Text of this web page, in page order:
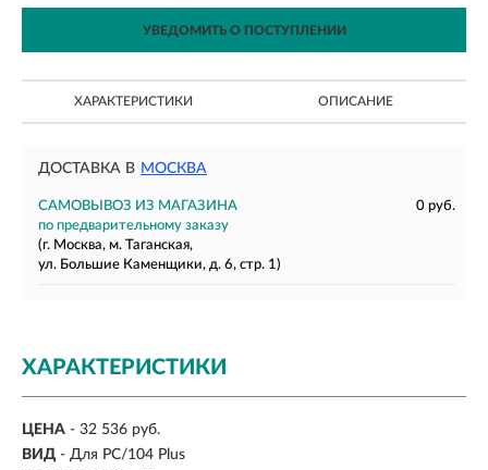
УВЕДОМИТЬ О ПОСТУПЛЕНИИ
ХАРАКТЕРИСТИКИ ОПИСАНИЕ
ДОСТАВКА В МОСКВА
САМОВЫВОЗ ИЗ МАГАЗИНА
0 руб.
по предварительному заказу
(г. Москва, м. Таганская,
ул. Большие Каменщики, д. 6, стр. 1)
ХАРАКТЕРИСТИКИ
ЦЕНА - 32 536 руб.
ВИД - Для PC/104 Plus